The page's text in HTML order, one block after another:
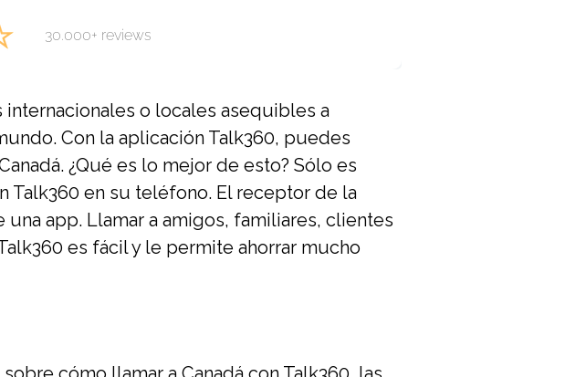
30.000+ reviews
internacionales o locales asequibles a
Con la aplicación Talk360, puedes
¿Qué es lo mejor de esto? Sólo es
Talk360 en su teléfono. El receptor de la
app. Llamar a amigos, familiares, clientes
es fácil y le permite ahorrar mucho